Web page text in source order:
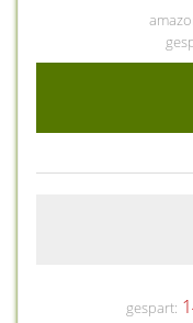
gespart: